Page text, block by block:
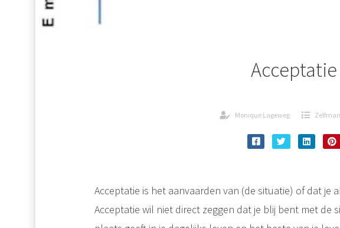
Acceptatie
Monique Lageweg
Acceptatie is het aanvaarden van (de situatie) of dat je
Acceptatie wil niet direct zeggen dat je blij bent met de